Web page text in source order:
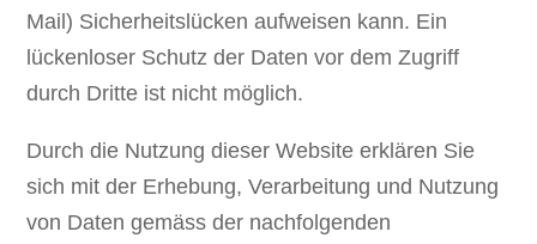
Mail) Sicherheitslücken aufweisen kann. Ein
lückenloser Schutz der Daten vor dem Zugriff
durch Dritte ist nicht möglich.
Durch die Nutzung dieser Website erklären Sie
sich mit der Erhebung, Verarbeitung und Nutzung
von Daten gemäss der nachfolgenden